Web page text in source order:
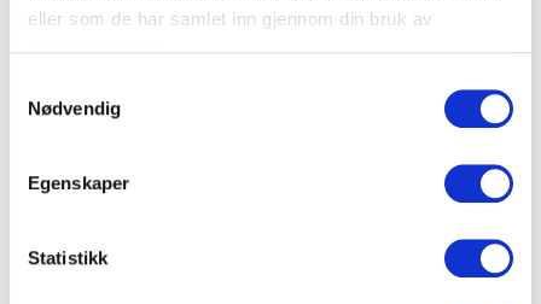
eller som de har samlet inn gjennom din bruk av
Nødvendig
Egenskaper
Statistikk
– Dimensjon: 65 x 145 mm
– Sett med 6 stk
Dokumenter